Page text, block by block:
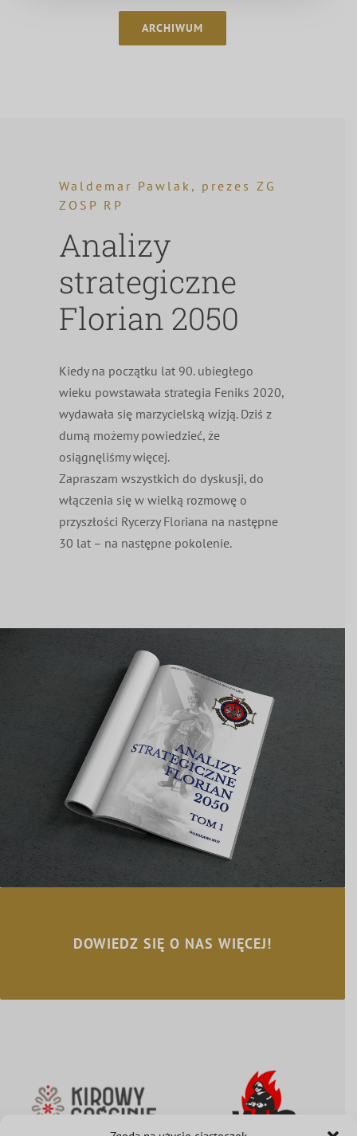
ARCHIWUM
Waldemar Pawlak, prezes ZG
ZOSP RP
Analizy
strategiczne
Florian 2050
Kiedy na początku lat 90. ubiegłego
wieku powstawała strategia Feniks 2020,
wydawała się marzycielską wizją. Dziś z
dumą możemy powiedzieć, że
osiągnęliśmy więcej.
Zapraszam wszystkich do dyskusji, do
włączenia się w wielką rozmowę o
przyszłości Rycerzy Floriana na następne
30 lat – na następne pokolenie.
DOWIEDZ SIĘ O NAS WIĘCEJ!